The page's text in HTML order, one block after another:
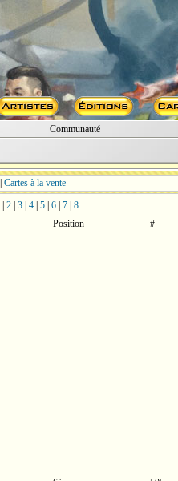
Communauté
Cartes à la vente
2| 3| 4| 5| 6| 7| 8
Position #